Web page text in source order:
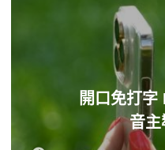
開口免打
音主